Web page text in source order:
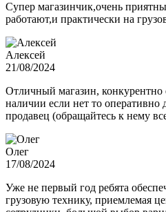
Супер магазинчик,очень
работают,и практически на
Алексей
21/08/2024
Отличный магазин,
наличии если нет то
продавец (обращайтесь к нему
Олег
17/08/2024
Уже не первый год ребята
грузовую технику, приемлемая